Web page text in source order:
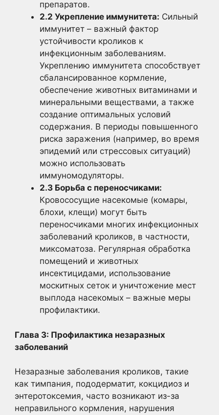
препаратов.
2.2 Укрепление иммунитета: Сильный
иммунитет – важный фактор
устойчивости кроликов к
инфекционным заболеваниям.
Укреплению иммунитета способствует
сбалансированное кормление,
обеспечение животных витаминами и
минеральными веществами, а также
создание оптимальных условий
содержания. В периоды повышенного
риска заражения (например, во время
эпидемий или стрессовых ситуаций)
можно использовать
иммуномодуляторы.
2.3 Борьба с переносчиками:
Кровососущие насекомые (комары,
блохи, клещи) могут быть
переносчиками многих инфекционных
заболеваний кроликов, в частности,
миксоматоза. Регулярная обработка
помещений и животных
инсектицидами, использование
москитных сеток и уничтожение мест
выплода насекомых – важные меры
профилактики.
Глава 3: Профилактика незаразных
заболеваний
Незаразные заболевания кроликов, такие
как тимпания, пододерматит, кокцидиоз и
энтеротоксемия, часто возникают из-за
неправильного кормления, нарушения